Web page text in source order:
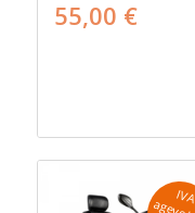
55,00 €
IV
A
g
e
v
o
la
ta